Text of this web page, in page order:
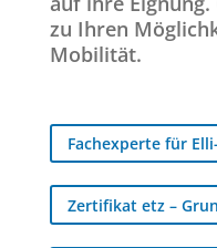
zu Ihren
Mobilität.
Fachexperte für
Zertifikat etz –